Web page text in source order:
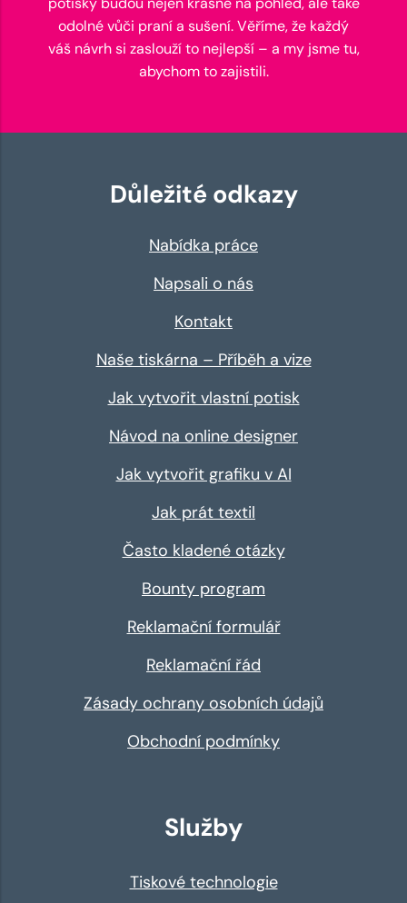
odolné vůči praní a sušení. Věříme, že každý
váš návrh si zaslouží to nejlepší – a my jsme tu,
abychom to zajistili.
Důležité odkazy
Nabídka práce
Napsali o nás
Kontakt
Naše tiskárna – Příběh a vize
Jak vytvořit vlastní potisk
Návod na online designer
Jak vytvořit grafiku v AI
Jak prát textil
Často kladené otázky
Bounty program
Reklamační formulář
Reklamační řád
Zásady ochrany osobních údajů
Obchodní podmínky
Služby
Tiskové technologie